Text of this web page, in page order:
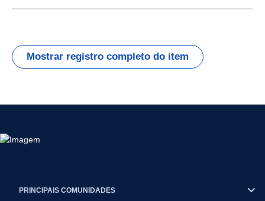
Mostrar registro completo do item
PRINCIPAIS COMUNIDADES